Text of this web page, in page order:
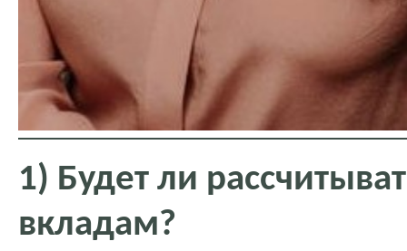
1) Будет ли
вкладам?